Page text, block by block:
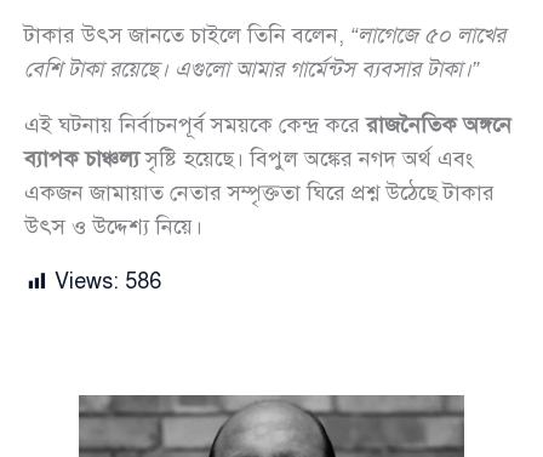
টাকার উৎস জানতে চাইলে তিনি বলেন, “লাগেজে ৫০ লাখের
বেশি টাকা রয়েছে। এগুলো আমার গার্মেন্টস ব্যবসার টাকা।”
এই ঘটনায় নির্বাচনপূর্ব সময়কে কেন্দ্র করেরাজনৈতিক অঙ্গনে
ব্যাপক চাঞ্চল্যসৃষ্টি হয়েছে। বিপুল অঙ্কের নগদ অর্থ এবং
একজন জামায়াত নেতার সম্পৃক্ততা ঘিরে প্রশ্ন উঠেছে টাকার
উৎস ও উদ্দেশ্য নিয়ে।
Views: 586